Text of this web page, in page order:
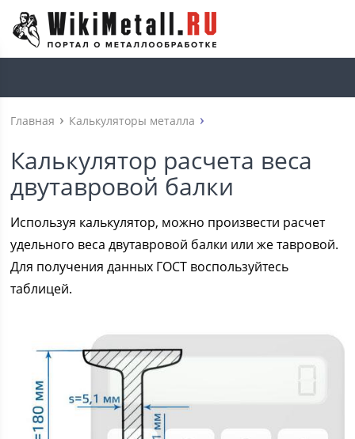
Главная Калькуляторы металла
Калькулятор расчета веса
двутавровой балки
Используя калькулятор, можно произвести расчет
удельного веса двутавровой балки или же тавровой.
Для получения данных ГОСТ воспользуйтесь
таблицей.